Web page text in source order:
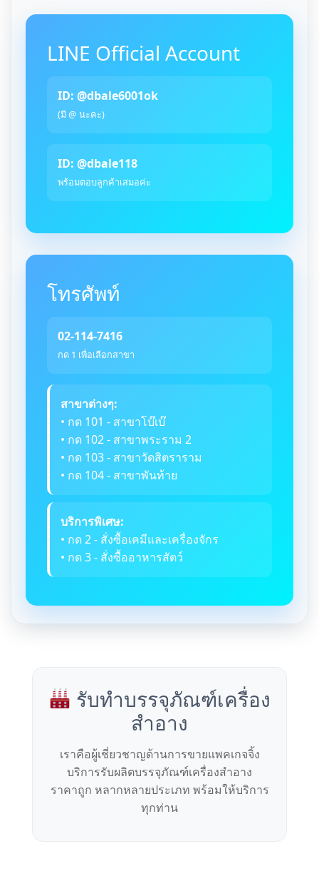
LINE Official Account
ID: @dbale6001ok
(มี @ นะคะ)
ID: @dbale118
พร้อมตอบลูกค้าเสมอค่ะ
โทรศัพท์
02-114-7416
กด 1 เพื่อเลือกสาขา
สาขาต่างๆ:
• กด 101 - สาขาโบ๊เบ๊
• กด 102 - สาขาพระราม 2
• กด 103 - สาขาวัดสิตราราม
• กด 104 - สาขาพันท้าย
บริการพิเศษ:
• กด 2 - สั่งซื้อเคมีและเครื่องจักร
• กด 3 - สั่งซื้ออาหารสัตว์
รับทำบรรจุภัณฑ์เครื่อง
สำอาง
เราคือผู้เชี่ยวชาญด้านการขายแพคเกจจิ้ง
บริการรับผลิตบรรจุภัณฑ์เครื่องสำอาง
ราคาถูก หลากหลายประเภท พร้อมให้บริการ
ทุกท่าน